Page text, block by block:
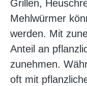
Grillen,
Mehlwürmer
werden. Mit
Anteil an
zunehmen.
oft mit